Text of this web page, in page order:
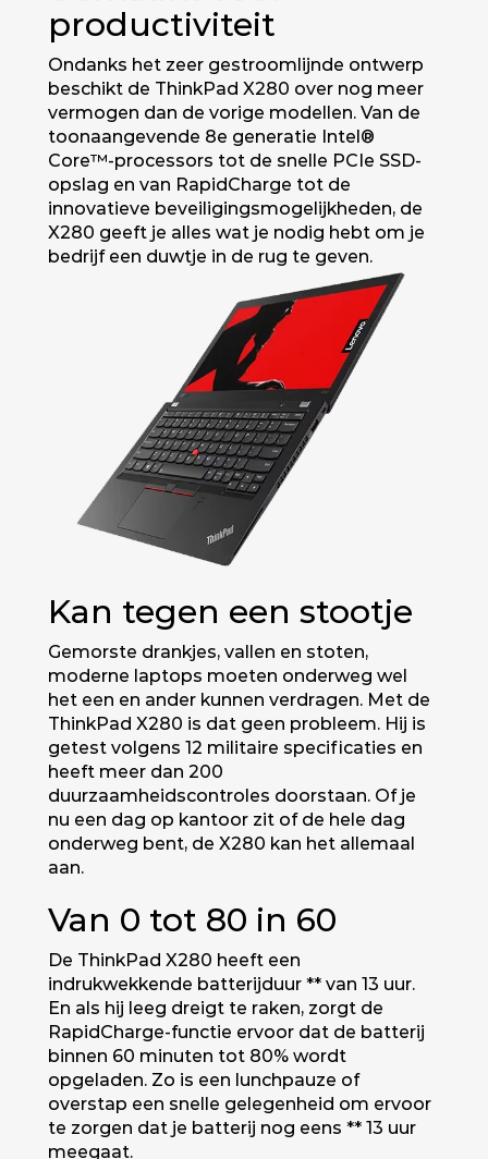
productiviteit
Ondanks het zeer gestroomlijnde ontwerp
beschikt de ThinkPad X280 over nog meer
vermogen dan de vorige modellen. Van de
toonaangevende 8e generatie Intel®
Core™-processors tot de snelle PCIe SSD-
opslag en van RapidCharge tot de
innovatieve beveiligingsmogelijkheden, de
X280 geeft je alles wat je nodig hebt om je
bedrijf een duwtje in de rug te geven.
Kan tegen een stootje
Gemorste drankjes, vallen en stoten,
moderne laptops moeten onderweg wel
het een en ander kunnen verdragen. Met de
ThinkPad X280 is dat geen probleem. Hij is
getest volgens 12 militaire specificaties en
heeft meer dan 200
duurzaamheidscontroles doorstaan. Of je
nu een dag op kantoor zit of de hele dag
onderweg bent, de X280 kan het allemaal
aan.
Van 0 tot 80 in 60
De ThinkPad X280 heeft een
indrukwekkende batterijduur ** van 13 uur.
En als hij leeg dreigt te raken, zorgt de
RapidCharge-functie ervoor dat de batterij
binnen 60 minuten tot 80% wordt
opgeladen. Zo is een lunchpauze of
overstap een snelle gelegenheid om ervoor
te zorgen dat je batterij nog eens ** 13 uur
meegaat.